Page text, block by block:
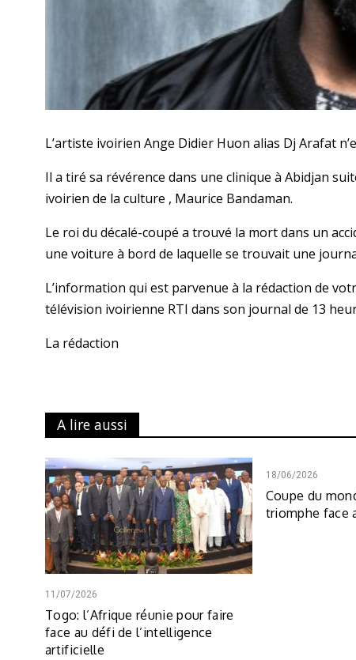
L’artiste ivoirien Ange Didier Huon alias Dj Arafat
Il a tiré sa révérence dans une clinique à Abidjan
ivoirien de la culture , Maurice Bandaman.
Le roi du décalé-coupé a trouvé la mort dans un
une voiture à bord de laquelle se trouvait une
L’information qui est parvenue à la rédaction de
télévision ivoirienne RTI dans son journal de 13
La rédaction
A lire aussi
11/07/2026
Togo: l’Afrique réunie pour faire
face au défi de l’intelligence
artificielle
18/06/2026
Coupe du
triomphe face